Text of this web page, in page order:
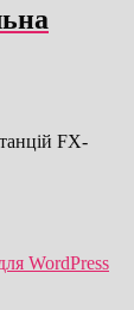
FX-
WordPress